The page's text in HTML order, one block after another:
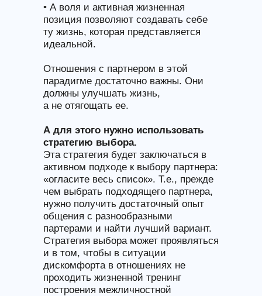
• А воля и активная жизненная
позиция позволяют создавать себе
ту жизнь, которая представляется
идеальной.
Отношения с партнером в этой
парадигме достаточно важны. Они
должны улучшать жизнь,
а не отягощать ее.
А для этого нужно использовать
стратегию выбора.
Эта стратегия будет заключаться в
активном подходе к выбору партнера:
«огласите весь список». Т.е., прежде
чем выбрать подходящего партнера,
нужно получить достаточный опыт
общения с разнообразными
партерами и найти лучший вариант.
Стратегия выбора может проявляться
и в том, чтобы в ситуации
дискомфорта в отношениях не
проходить жизненной тренинг
построения межличностной